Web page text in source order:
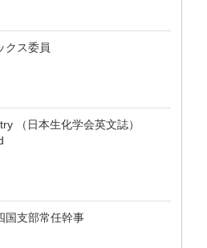
クス委員
（日本生化学会英文誌）
支部常任幹事